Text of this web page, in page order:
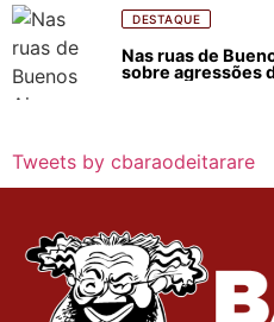
DESTAQUE
Nas ruas de
sobre agressões
Tweets by cbaraodeitarare